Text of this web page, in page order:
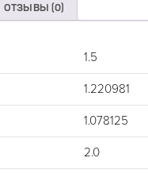
ОТЗЫВЫ (0)
1.5
1.220981
1.078125
2.0